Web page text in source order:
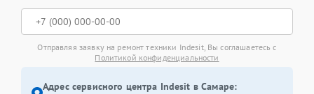
Отправляя заявку на ремонт техники Indesit, Вы соглашаетесь с
Политикой конфиденциальности
Адрес сервисного центра Indesit в Самаре: